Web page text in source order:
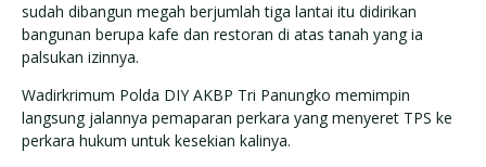
sudah dibangun megah berjumlah tiga lantai itu didirikan
bangunan berupa kafe dan restoran di atas tanah yang ia
palsukan izinnya.
Wadirkrimum Polda DIY AKBP Tri Panungko memimpin
langsung jalannya pemaparan perkara yang menyeret TPS ke
perkara hukum untuk kesekian kalinya.